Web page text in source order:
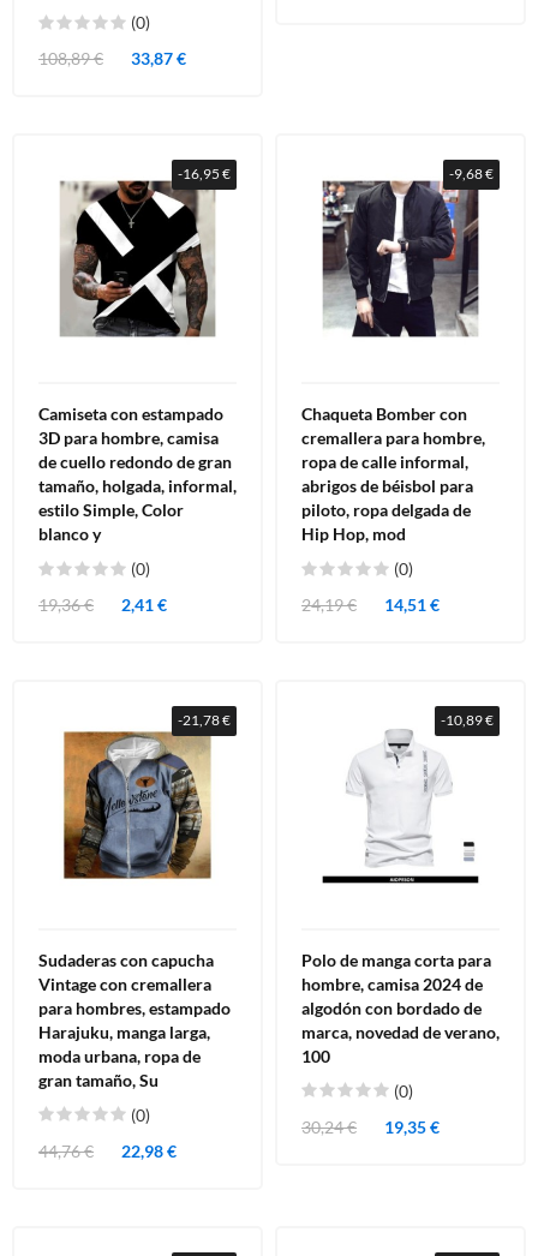
(0)
108,89 €
33,87 €
-16,95 €
Camiseta con estampado
3D para hombre, camisa
de cuello redondo de gran
tamaño, holgada, informal,
estilo Simple, Color
blanco y
(0)
19,36 €
2,41 €
-9,68 €
Chaqueta Bomber con
cremallera para hombre,
ropa de calle informal,
abrigos de béisbol para
piloto, ropa delgada de
Hip Hop, mod
(0)
24,19 €
14,51 €
-21,78 €
Sudaderas con capucha
Vintage con cremallera
para hombres, estampado
Harajuku, manga larga,
moda urbana, ropa de
gran tamaño, Su
(0)
44,76 €
22,98 €
-10,89 €
Polo de manga corta para
hombre, camisa 2024 de
algodón con bordado de
marca, novedad de verano,
100
(0)
30,24 €
19,35 €